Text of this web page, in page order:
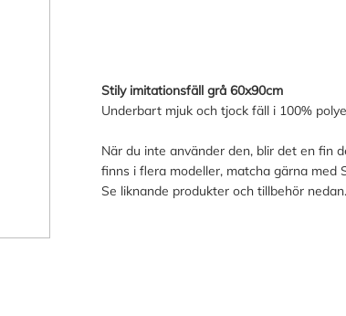
Stily imitationsfäll grå 60x90cm
Underbart mjuk och tjock fäll i 100%
När du inte använder den, blir det en fin
finns i flera modeller, matcha gärna med
Se liknande produkter och tillbehör